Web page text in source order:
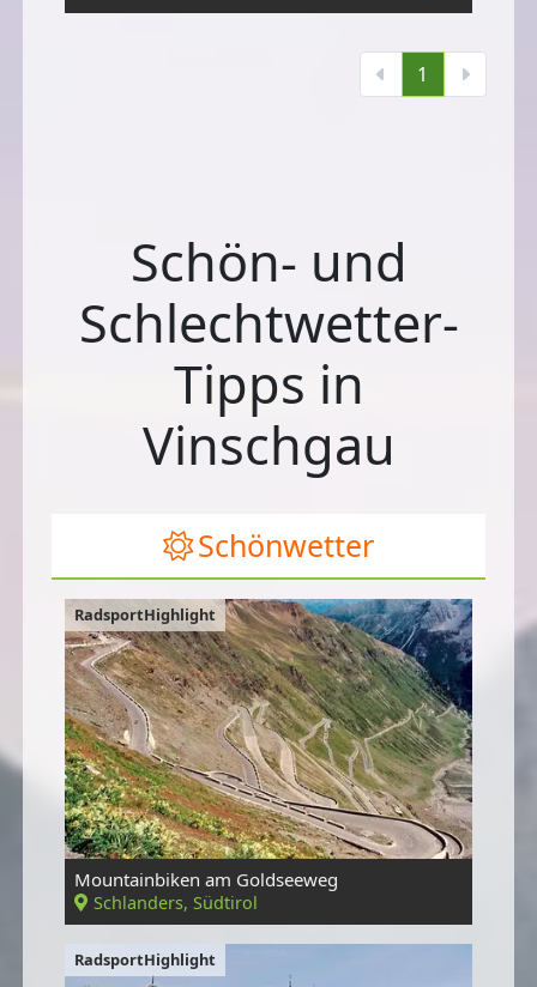
1
Schön- und
Schlechtwetter-
Tipps in
Vinschgau
Schönwetter
RadsportHighlight
Mountainbiken am Goldseeweg
Schlanders, Südtirol
RadsportHighlight